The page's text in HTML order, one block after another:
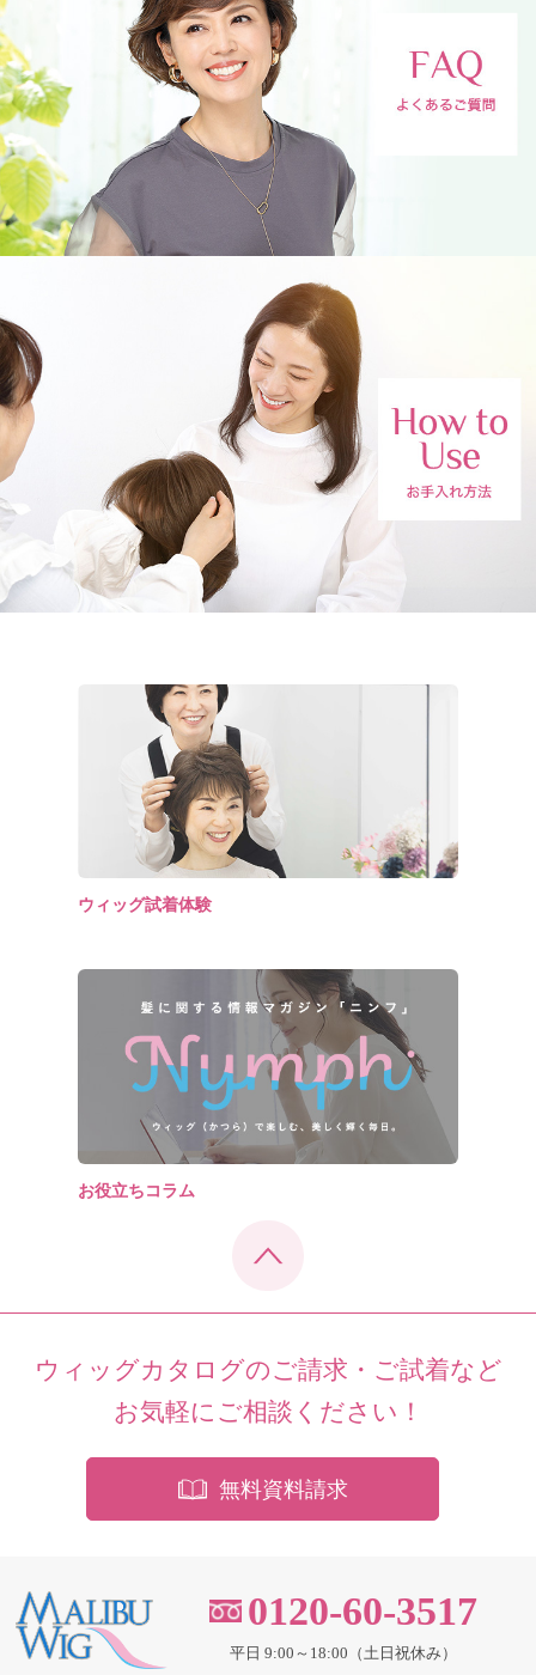
ウィッグ試着体験
お役立ちコラム
ウィッグカタログのご請求・ご試着など
お気軽にご相談ください！
無料資料請求
0120-60-3517
平日 9:00～18:00（土日祝休み）